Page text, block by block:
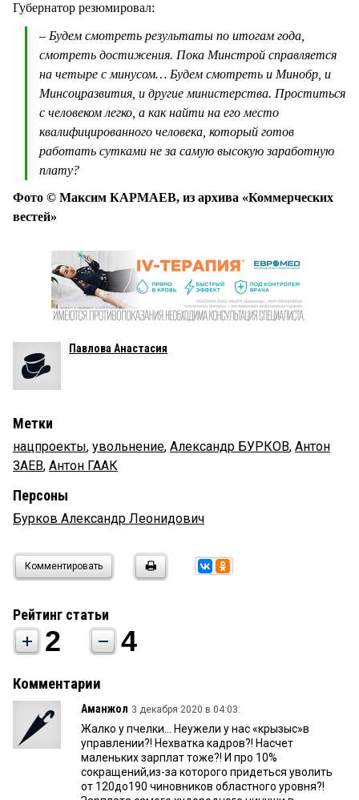
Губернатор резюмировал:
– Будем смотреть результаты по итогам года,
смотреть достижения. Пока Минстрой справляется
на четыре с минусом… Будем смотреть и Минобр, и
Минсоцразвития, и другие министерства. Проститься
с человеком легко, а как найти на его место
квалифицированного человека, который готов
работать сутками не за самую высокую заработную
плату?
Фото © Максим КАРМАЕВ, из архива «Коммерческих
вестей»
Павлова Анастасия
Метки
нацпроекты, увольнение, Александр БУРКОВ, Антон
ЗАЕВ, Антон ГААК
Персоны
Бурков Александр Леонидович
Комментировать
Рейтинг статьи
2 4
Комментарии
Аманжол 3 декабря 2020 в 04:03:
Жалко у пчелки... Неужели у нас «крызыс»в
управлении?! Нехватка кадров?! Насчет
маленьких зарплат тоже?! И про 10%
сокращений,из-за которого придеться уволить
от 120до190 чиновников областного уровня?!